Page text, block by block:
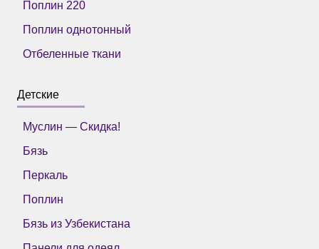
Поплин 220
Поплин однотонный
Отбеленные ткани
Детские
Муслин — Скидка!
Бязь
Перкаль
Поплин
Бязь из Узбекистана